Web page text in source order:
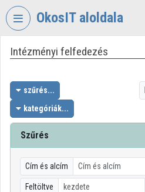
Fejléc kihagyása
OkosIT aloldala
VIDEOTORIUM
OKOSIT
Intézményi kezdőlap
Bejelentkezés
Intézményi felfedezés
Kategóriák
Intézményi felfedezés
szűrés...
kategóriák...
Szűrés
Cím és alcím
Feltöltve